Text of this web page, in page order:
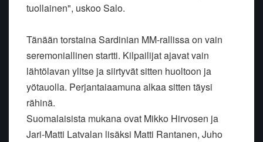
tuollainen", uskoo Salo.
Tänään torstaina Sardinian MM-rallissa on vain
seremoniallinen startti. Kilpailijat ajavat vain
lähtölavan ylitse ja siirtyvät sitten huoltoon ja
yötauolla. Perjantaiaamuna alkaa sitten täysi
rähinä.
Suomalaisista mukana ovat Mikko Hirvosen ja
Jari-Matti Latvalan lisäksi Matti Rantanen, Juho